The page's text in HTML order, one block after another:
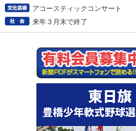
アコースティックコンサート
来年３月末で終了